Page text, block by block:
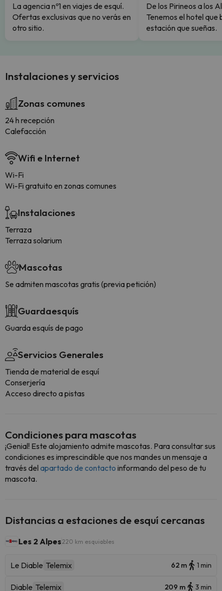
La agencia nº1 en viajes de esquí.
Ofertas exclusivas que no verás en
otro sitio.
De los Pirineos a los
Tenemos el hotel que
estación que sueñas.
Instalaciones y servicios
Zonas comunes
24 h recepción
Calefacción
Wifi e Internet
Wi-Fi
Wi-Fi gratuito en zonas comunes
Instalaciones
Terraza
Terraza solarium
Mascotas
Se admiten mascotas gratis (previa petición)
Guardaesquís
Guarda esquís de pago
Servicios Generales
Tienda de material de esquí
Conserjería
Acceso directo a pistas
Condiciones para mascotas
¡Genial! Este alojamiento admite mascotas. Para consultar sus
condiciones es imprescindible que nos mandes un mensaje a
través del apartado de contacto informando del peso de tu
mascota.
Distancias a estaciones de esquí cercanas
Les 2 Alpes 220 km esquiables
Le Diable Telemix 62 m 1 min
Diable Telemix 209 m 3 min